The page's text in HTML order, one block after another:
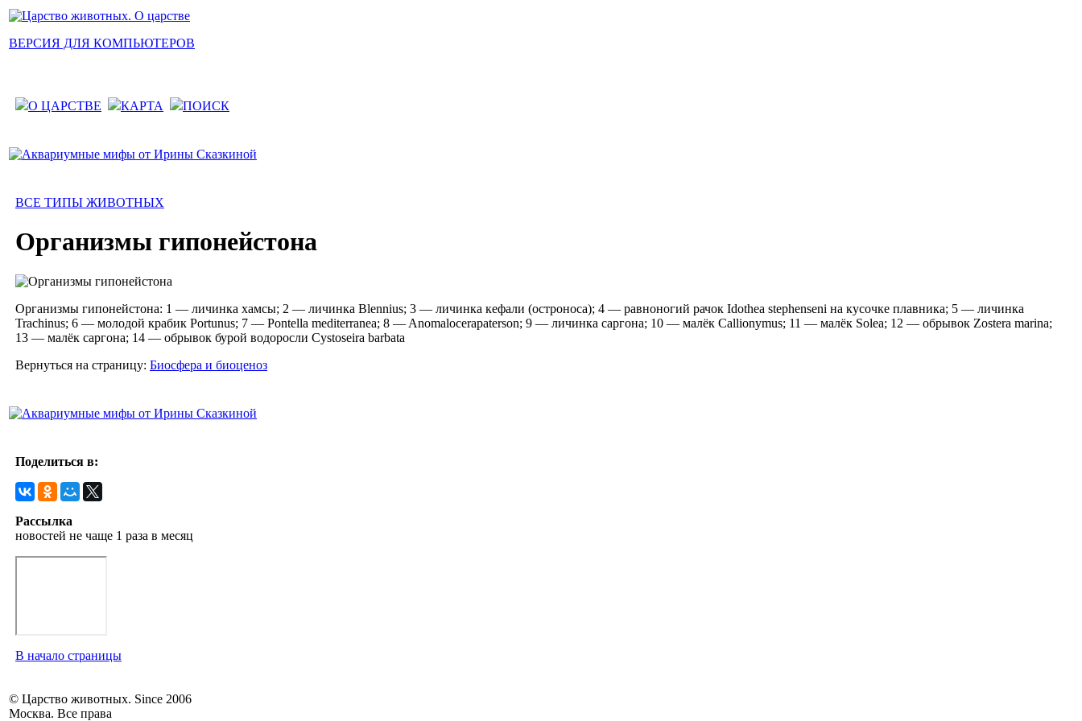
ВЕРСИЯ ДЛЯ КОМПЬЮТЕРОВ
О ЦАРСТВЕ КАРТА ПОИСК
ВСЕ ТИПЫ ЖИВОТНЫХ
Организмы гипонейстона
Организмы гипонейстона: 1 — личинка хамсы; 2 — личинка Blennius; 3 — личинка кефали (остроноса); 4 — равноногий рачок Idothea stephenseni на кусочке плавника; 5 — личинка
Trachinus; 6 — молодой крабик Portunus; 7 — Pontella mediterranea; 8 — Anomalocerapaterson; 9 — личинка саргона; 10 — малёк Callionymus; 11 — малёк Solea; 12 — обрывок Zostera marina;
13 — малёк саргона; 14 — обрывок бурой водоросли Cystoseira barbata
Вернуться на страницу: Биосфера и биоценоз
Поделиться в:
Рассылка
новостей не чаще 1 раза в месяц
В начало страницы
© Царство животных. Since 2006
Москва. Все права